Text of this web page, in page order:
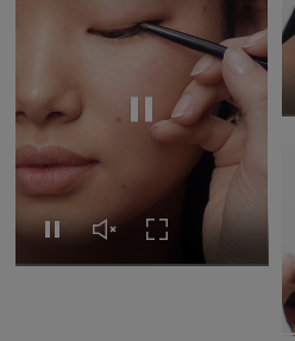
Pausar el vídeo
Pausar el vídeo
Activar el sonido del vídeo
Expandir a